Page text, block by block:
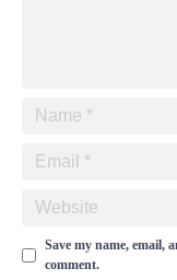
Save my name, email,
comment.